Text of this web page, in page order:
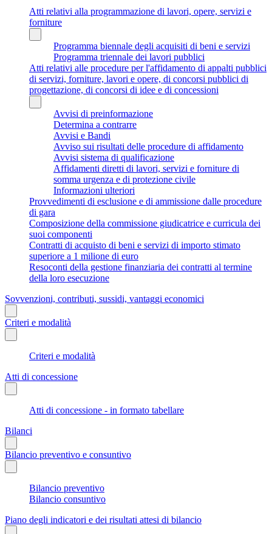
Atti relativi alla programmazione di lavori, opere, servizi e
forniture
Programma biennale degli acquisiti di beni e servizi
Programma triennale dei lavori pubblici
Atti relativi alle procedure per l'affidamento di appalti pubblici
di servizi, forniture, lavori e opere, di concorsi pubblici di
progettazione, di concorsi di idee e di concessioni
Avvisi di preinformazione
Determina a contrarre
Avvisi e Bandi
Avviso sui risultati delle procedure di affidamento
Avvisi sistema di qualificazione
Affidamenti diretti di lavori, servizi e forniture di
somma urgenza e di protezione civile
Informazioni ulteriori
Provvedimenti di esclusione e di ammissione dalle procedure
di gara
Composizione della commissione giudicatrice e curricula dei
suoi componenti
Contratti di acquisto di beni e servizi di importo stimato
superiore a 1 milione di euro
Resoconti della gestione finanziaria dei contratti al termine
della loro esecuzione
Sovvenzioni, contributi, sussidi, vantaggi economici
Criteri e modalità
Criteri e modalità
Atti di concessione
Atti di concessione - in formato tabellare
Bilanci
Bilancio preventivo e consuntivo
Bilancio preventivo
Bilancio consuntivo
Piano degli indicatori e dei risultati attesi di bilancio